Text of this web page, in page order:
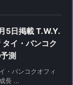
5日掲載 T.W.Y.
イ・バンコク
測
・バンコクオフィ
長 ...